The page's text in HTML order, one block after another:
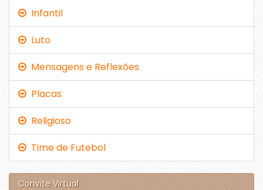
Infantil
Luto
Mensagens e Reflexões
Placas
Religioso
Time de Futebol
Convite Virtual